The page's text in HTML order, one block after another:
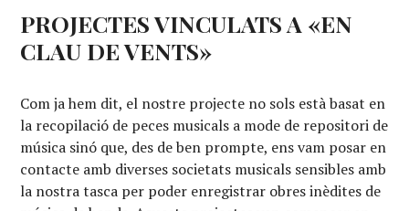
PROJECTES VINCULATS A «EN
CLAU DE VENTS»
Com ja hem dit, el nostre projecte no sols està basat en
la recopilació de peces musicals a mode de repositori de
música sinó que, des de ben prompte, ens vam posar en
contacte amb diverses societats musicals sensibles amb
la nostra tasca per poder enregistrar obres inèdites de